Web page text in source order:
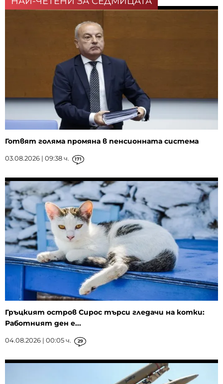
Готвят голяма промяна в пенсионната система
03.08.2026 | 09:38 ч. 171
Гръцкият остров Сирос търси гледачи на котки:
Работният ден е...
04.08.2026 | 00:05 ч. 29